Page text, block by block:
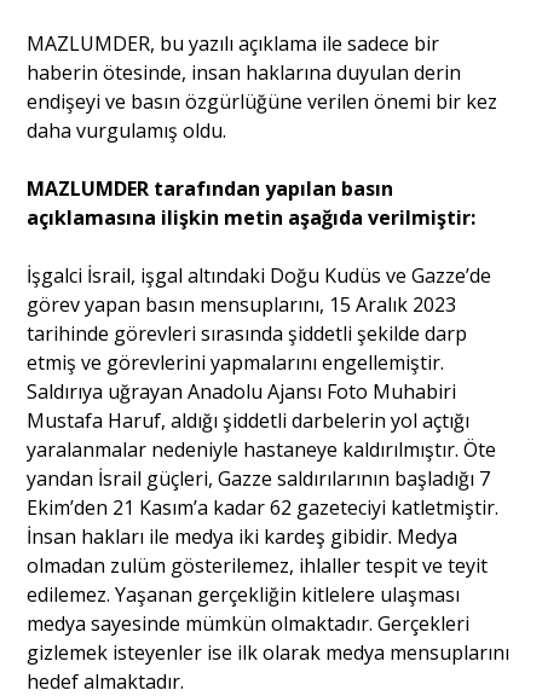
MAZLUMDER, bu yazılı açıklama ile sadece bir
haberin ötesinde, insan haklarına duyulan derin
endişeyi ve basın özgürlüğüne verilen önemi bir kez
daha vurgulamış oldu.
MAZLUMDER tarafından yapılan basın
açıklamasına ilişkin metin aşağıda verilmiştir:
İşgalci İsrail, işgal altındaki Doğu Kudüs ve Gazze’de
görev yapan basın mensuplarını, 15 Aralık 2023
tarihinde görevleri sırasında şiddetli şekilde darp
etmiş ve görevlerini yapmalarını engellemiştir.
Saldırıya uğrayan Anadolu Ajansı Foto Muhabiri
Mustafa Haruf, aldığı şiddetli darbelerin yol açtığı
yaralanmalar nedeniyle hastaneye kaldırılmıştır. Öte
yandan İsrail güçleri, Gazze saldırılarının başladığı 7
Ekim’den 21 Kasım’a kadar 62 gazeteciyi katletmiştir.
İnsan hakları ile medya iki kardeş gibidir. Medya
olmadan zulüm gösterilemez, ihlaller tespit ve teyit
edilemez. Yaşanan gerçekliğin kitlelere ulaşması
medya sayesinde mümkün olmaktadır. Gerçekleri
gizlemek isteyenler ise ilk olarak medya mensuplarını
hedef almaktadır.